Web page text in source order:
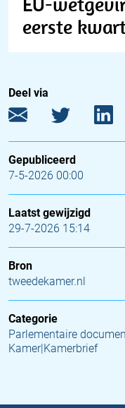
eerste
Deel via
Gepubliceerd
7-5-2026 00:00
Laatst gewijzigd
29-7-2026 15:14
Bron
tweedekamer.nl
Categorie
Parlementaire
Kamer|Kamerbrief